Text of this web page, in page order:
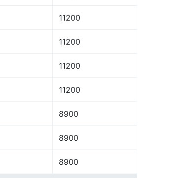
11200
11200
11200
11200
8900
8900
8900